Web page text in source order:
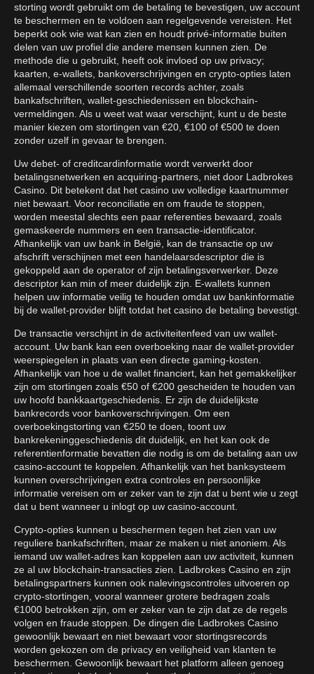
storting wordt gebruikt om de betaling te bevestigen, uw account
te beschermen en te voldoen aan regelgevende vereisten. Het
beperkt ook wie wat kan zien en houdt privé-informatie buiten
delen van uw profiel die andere mensen kunnen zien. De
methode die u gebruikt, heeft ook invloed op uw privacy;
kaarten, e-wallets, bankoverschrijvingen en crypto-opties laten
allemaal verschillende soorten records achter, zoals
bankafschriften, wallet-geschiedenissen en blockchain-
vermeldingen. Als u weet wat waar verschijnt, kunt u de beste
manier kiezen om stortingen van €20, €100 of €500 te doen
zonder uzelf in gevaar te brengen.
Uw debet- of creditcardinformatie wordt verwerkt door
betalingsnetwerken en acquiring-partners, niet door Ladbrokes
Casino. Dit betekent dat het casino uw volledige kaartnummer
niet bewaart. Voor reconciliatie en om fraude te stoppen,
worden meestal slechts een paar referenties bewaard, zoals
gemaskeerde nummers en een transactie-identificator.
Afhankelijk van uw bank in België, kan de transactie op uw
afschrift verschijnen met een handelaarsdescriptor die is
gekoppeld aan de operator of zijn betalingsverwerker. Deze
descriptor kan min of meer duidelijk zijn. E-wallets kunnen
helpen uw informatie veilig te houden omdat uw bankinformatie
bij de wallet-provider blijft totdat het casino de betaling bevestigt.
De transactie verschijnt in de activiteitenfeed van uw wallet-
account. Uw bank kan een overboeking naar de wallet-provider
weerspiegelen in plaats van een directe gaming-kosten.
Afhankelijk van hoe u de wallet financiert, kan het gemakkelijker
zijn om stortingen zoals €50 of €200 gescheiden te houden van
uw hoofd bankkaartgeschiedenis. Er zijn de duidelijkste
bankrecords voor bankoverschrijvingen. Om een
overboekingstorting van €250 te doen, toont uw
bankrekeninggeschiedenis dit duidelijk, en het kan ook de
referentienformatie bevatten die nodig is om de betaling aan uw
casino-account te koppelen. Afhankelijk van het banksysteem
kunnen overschrijvingen extra controles en persoonlijke
informatie vereisen om er zeker van te zijn dat u bent wie u zegt
dat u bent wanneer u inlogt op uw casino-account.
Crypto-opties kunnen u beschermen tegen het zien van uw
reguliere bankafschriften, maar ze maken u niet anoniem. Als
iemand uw wallet-adres kan koppelen aan uw activiteit, kunnen
ze al uw blockchain-transacties zien. Ladbrokes Casino en zijn
betalingspartners kunnen ook nalevingscontroles uitvoeren op
crypto-stortingen, vooral wanneer grotere bedragen zoals
€1000 betrokken zijn, om er zeker van te zijn dat ze de regels
volgen en fraude stoppen. De dingen die Ladbrokes Casino
gewoonlijk bewaart en niet bewaart voor stortingsrecords
worden gekozen om de privacy en veiligheid van klanten te
beschermen. Gewoonlijk bewaart het platform alleen genoeg